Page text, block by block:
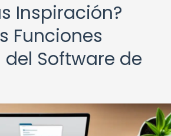
Inspiración?
Funciones
Software de